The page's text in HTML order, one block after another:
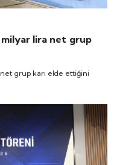
milyar lira net grup
net grup karı elde ettiğini